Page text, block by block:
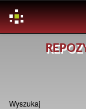
Wyszukaj